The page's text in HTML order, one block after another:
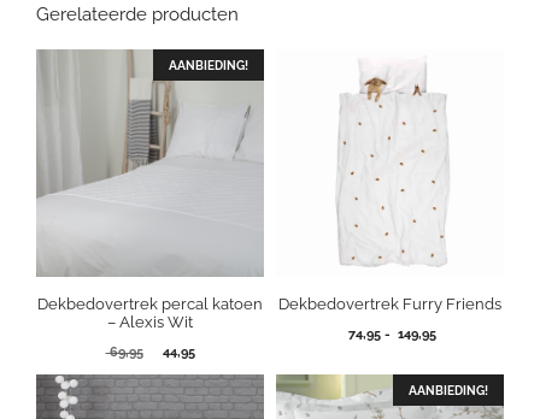
Gerelateerde producten
AANBIEDING!
Dekbedovertrek percal katoen
– Alexis Wit
69,95
Oorspronkelijke
69,95.
44,95Huidige
is:
44,95.
Dekbedovertrek Furry Friends
74,95 - 149,95Prijsklasse:
tot
149,95
AANBIEDING!